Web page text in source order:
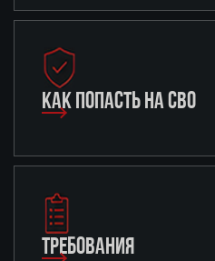
КАК ПОПАСТЬ НА СВО
ТРЕБОВАНИЯ